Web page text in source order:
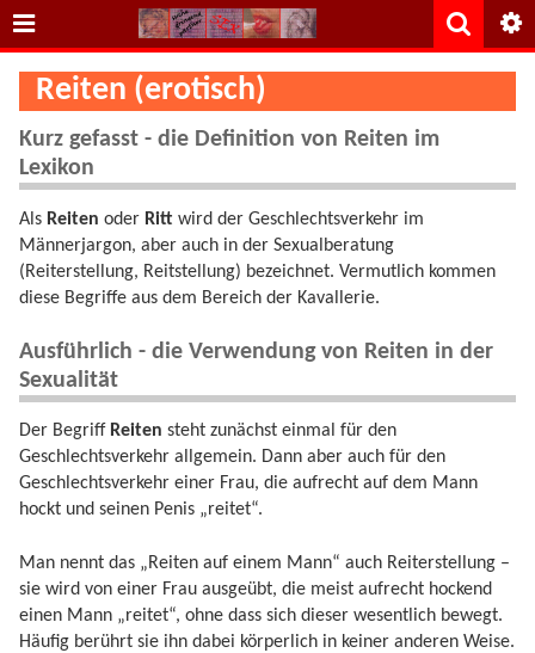
Reiten (erotisch)
Kurz gefasst - die Definition von Reiten im
Lexikon
Als Reiten oder Ritt wird der Geschlechtsverkehr im
Männerjargon, aber auch in der Sexualberatung
(Reiterstellung, Reitstellung) bezeichnet. Vermutlich kommen
diese Begriffe aus dem Bereich der Kavallerie.
Ausführlich - die Verwendung von Reiten in der
Sexualität
Der Begriff Reiten steht zunächst einmal für den
Geschlechtsverkehr allgemein. Dann aber auch für den
Geschlechtsverkehr einer Frau, die aufrecht auf dem Mann
hockt und seinen Penis „reitet“.
Man nennt das „Reiten auf einem Mann“ auch Reiterstellung –
sie wird von einer Frau ausgeübt, die meist aufrecht hockend
einen Mann „reitet“, ohne dass sich dieser wesentlich bewegt.
Häufig berührt sie ihn dabei körperlich in keiner anderen Weise.